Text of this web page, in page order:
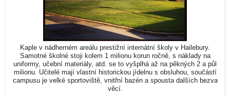
Kaple v nádherném areálu prestižní internátní školy v Hailebury.
Samotné školné stoji kolem 1 milionu korun ročně, s náklady na
uniformy, učební materiály, atd. se to vyšplhá až na pěkných 2 a půl
milionu. Učitelé mají vlastní historickou jídelnu s obsluhou, součástí
campusu je velké sportoviště, vnitřní bazén a spousta dalších bezva
věcí.